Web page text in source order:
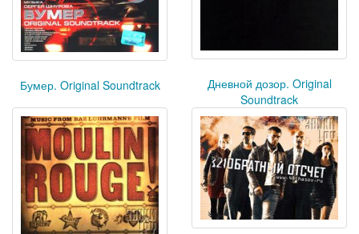
Бумер. Original Soundtrack
Дневной дозор. Original
Soundtrack